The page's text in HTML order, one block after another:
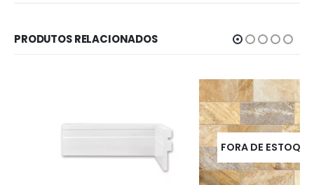
PRODUTOS RELACIONADOS
FORA DE ESTOQUE